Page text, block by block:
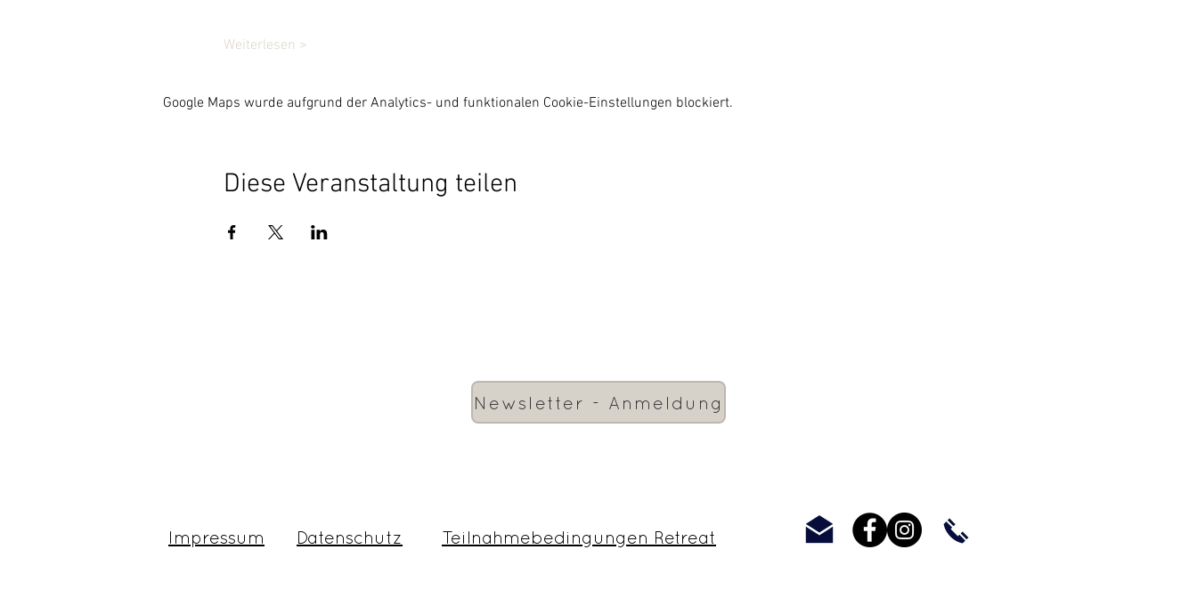
Weiterlesen >
Google Maps wurde aufgrund der Analytics- und funktionalen Cookie-Einstellungen blockiert.
Diese Veranstaltung teilen
Datenschutz
Newsletter - Anmeldung
Impressum Teilnahmebedingungen Retreat